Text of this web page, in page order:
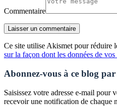
Commentaire
Ce site utilise Akismet pour réduire
sur la façon dont les données de
Abonnez-vous à ce blog
Saisissez votre adresse e-mail pour
recevoir une notification de chaque